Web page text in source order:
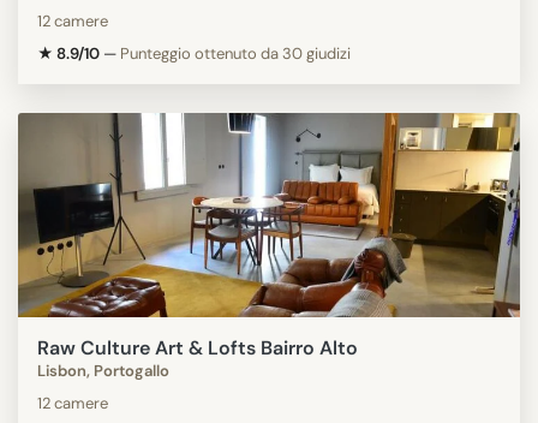
12 camere
★ 8.9/10 — Punteggio ottenuto da 30 giudizi
Raw Culture Art & Lofts Bairro Alto
Lisbon, Portogallo
12 camere